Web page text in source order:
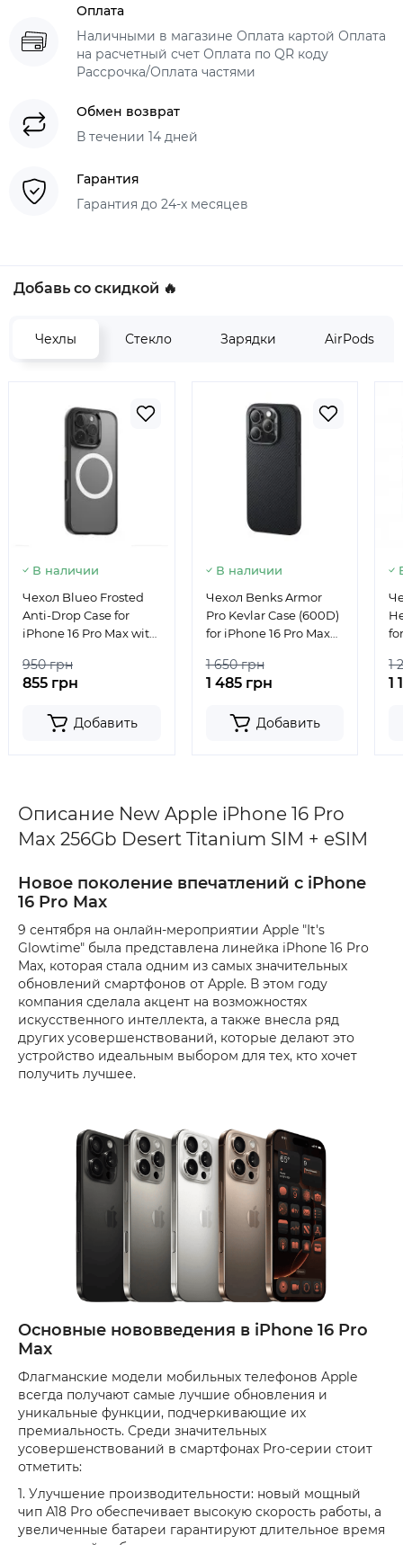
Оплата
Наличными в магазине Оплата картой Оплата
на расчетный счет Оплата по QR коду
Рассрочка/Оплата частями
Обмен возврат
В течении 14 дней
Гарантия
Гарантия до 24-х месяцев
Добавь со скидкой 🔥
Чехлы Стекло Зарядки AirPods
В наличии
Чехол Blueo Frosted
Anti-Drop Case for
iPhone 16 Pro Max with
950 грн
855 грн
Добавить
В наличии
Чехол Benks Armor
Pro Kevlar Case (600D)
for iPhone 16 Pro Max
1 650 грн
1 485 грн
Добавить
1
1
Описание New Apple iPhone 16 Pro
Max 256Gb Desert Titanium SIM + eSIM
Новое поколение впечатлений с iPhone
16 Pro Max
9 сентября на онлайн-мероприятии Apple "It's
Glowtime" была представлена ​​линейка iPhone 16 Pro
Max, которая стала одним из самых значительных
обновлений смартфонов от Apple. В этом году
компания сделала акцент на возможностях
искусственного интеллекта, а также внесла ряд
других усовершенствований, которые делают это
устройство идеальным выбором для тех, кто хочет
получить лучшее.
Основные нововведения в iPhone 16 Pro
Max
Флагманские модели мобильных телефонов Apple
всегда получают самые лучшие обновления и
уникальные функции, подчеркивающие их
премиальность. Среди значительных
усовершенствований в смартфонах Pro-серии стоит
отметить:
1. Улучшение производительности: новый мощный
чип A18 Pro обеспечивает высокую скорость работы, а
увеличенные батареи гарантируют длительное время